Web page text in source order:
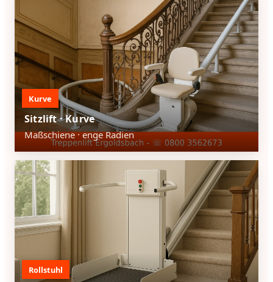
Kurve
Sitzlift · Kurve
Maßschiene · enge Radien
Rollstuhl